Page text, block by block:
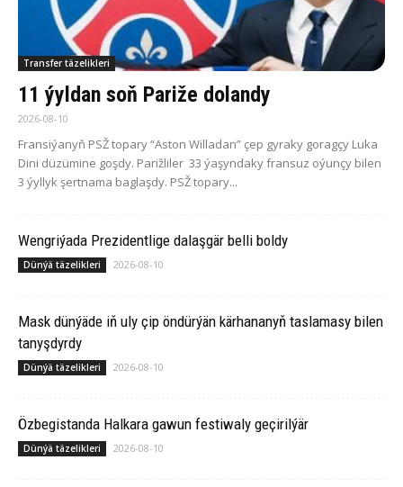
Transfer täzelikleri
11 ýyldan soň Pariže dolandy
2026-08-10
Fransiýanyň PSŽ topary “Aston Willadan” çep gyraky goragçy Luka
Dini düzümine goşdy. Parižliler 33 ýaşyndaky fransuz oýunçy bilen
3 ýyllyk şertnama baglaşdy. PSŽ topary...
Wengriýada Prezidentlige dalaşgär belli boldy
Dünýä täzelikleri 2026-08-10
Mask dünýäde iň uly çip öndürýän kärhananyň taslamasy bilen
tanyşdyrdy
Dünýä täzelikleri 2026-08-10
Özbegistanda Halkara gawun festiwaly geçirilýär
Dünýä täzelikleri 2026-08-10